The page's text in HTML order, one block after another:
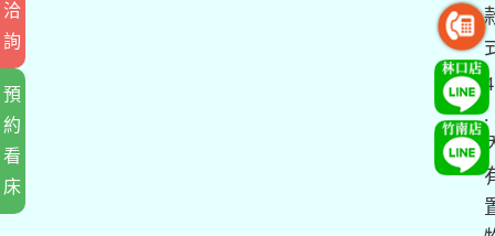
4
.
洽
詢
預
約
看
床